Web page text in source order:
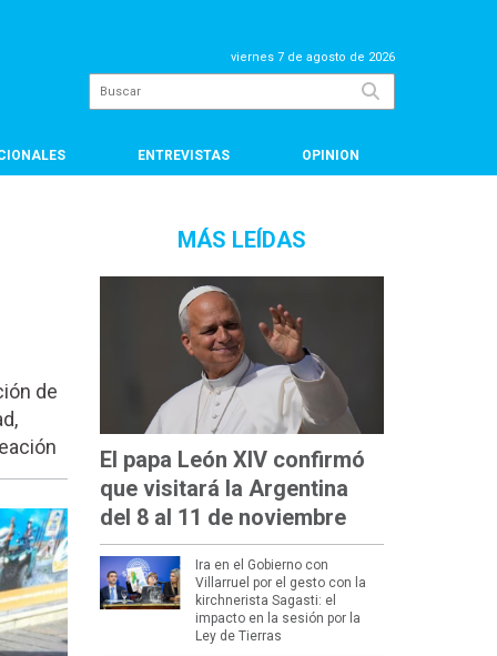
viernes 7 de agosto de 2026
ENTREVISTAS OPINION
de
MÁS LEÍDAS
El papa León XIV confirmó
que visitará la Argentina
del 8 al 11 de noviembre
Ira en el Gobierno con
Villarruel por el gesto con la
kirchnerista Sagasti: el
impacto en la sesión por la
Ley de Tierras